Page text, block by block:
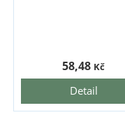
Detail
58,48 Kč